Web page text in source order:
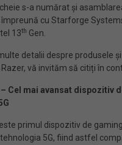
s-a numărat și
împreună cu Starforge
13th Gen.
detalii despre produsele
vă invităm să citiți în
– Cel mai avansat dispozitiv
primul dispozitiv de
5G, fiind astfel